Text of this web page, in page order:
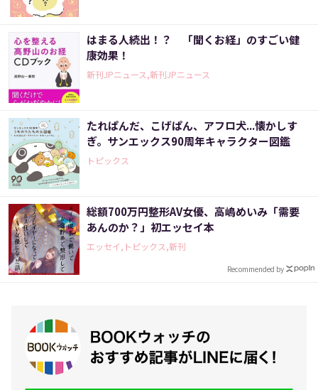
はまる人続出！？ 「聞くお経」のすごい健
康効果！
新刊JPニュース,新刊JPニュース
たれぱんだ、こげぱん、アフロ犬...懐かしす
ぎ。サンエックス90周年キャラクター図鑑
トピックス
総額700万円整形AV女優、高嶋めいみ「需要
あんのか？」初エッセイ本
エッセイ,トピックス,新刊
Recommended by